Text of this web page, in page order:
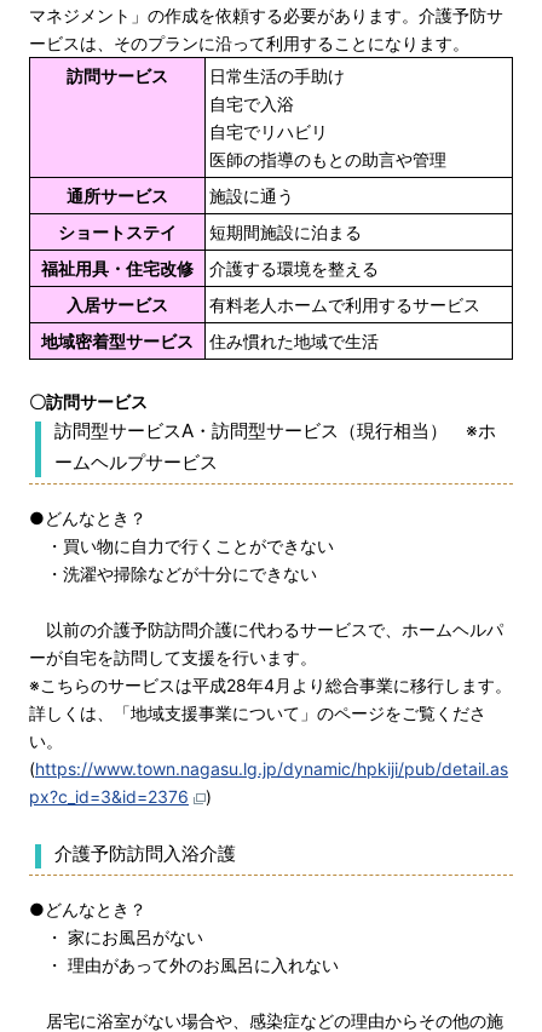
マネジメント」の作成を依頼する必要があります。介護予防サ
ービスは、そのプランに沿って利用することになります。
訪問サービス
日常生活の手助け
自宅で入浴
自宅でリハビリ
医師の指導のもとの助言や管理
通所サービス
施設に通う
ショートステイ
短期間施設に泊まる
福祉用具・住宅改修
介護する環境を整える
入居サービス
有料老人ホームで利用するサービス
地域密着型サービス
住み慣れた地域で生活
〇訪問サービス
訪問型サービスA・訪問型サービス（現行相当） ※ホ
ームヘルプサービス
●どんなとき？
・買い物に自力で行くことができない
・洗濯や掃除などが十分にできない
以前の介護予防訪問介護に代わるサービスで、ホームヘルパ
ーが自宅を訪問して支援を行います。
※こちらのサービスは平成28年4月より総合事業に移行します。
詳しくは、「地域支援事業について」のページをご覧くださ
い。
(https://www.town.nagasu.lg.jp/dynamic/hpkiji/pub/detail.as
px?c_id=3&id=2376
)
介護予防訪問入浴介護
●どんなとき？
・ 家にお風呂がない
・ 理由があって外のお風呂に入れない
居宅に浴室がない場合や、感染症などの理由からその他の施